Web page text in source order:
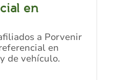
en
a Porvenir
en
de vehículo.